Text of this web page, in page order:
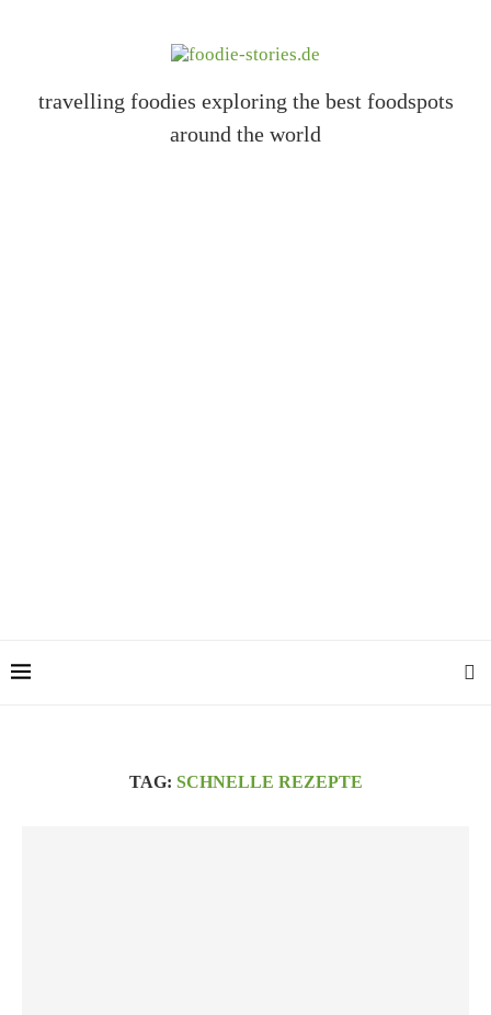
travelling foodies exploring the best foodspots
around the world
TAG: SCHNELLE REZEPTE